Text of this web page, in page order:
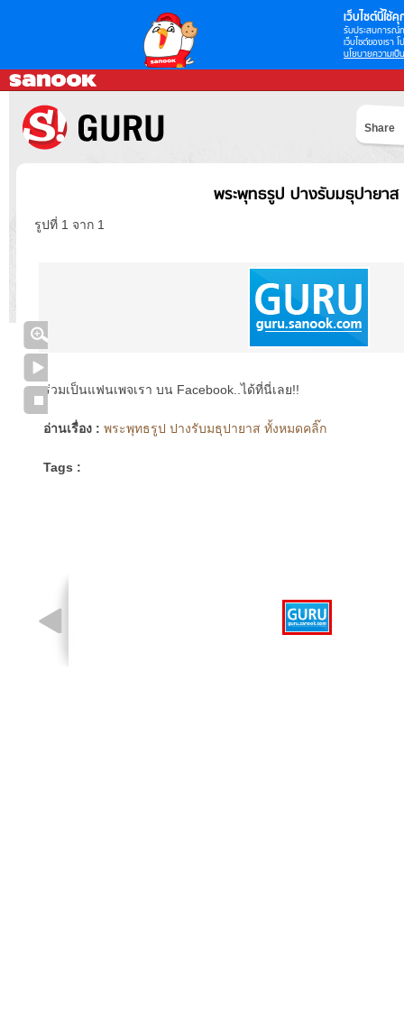
เว็บไซต์นี้ใช้คุ
รับประสบการณ์
เว็บไซต์ของเรา
นโยบายความเป็
Share
พระพุทธรูป ปางรับมธุปายาส
รูปที่ 1 จาก 1
ร่วมเป็นแฟนเพจเรา บน Facebook..ได้ที่นี่เลย!!
อ่านเรื่อง : พระพุทธรูป ปางรับมธุปายาส ทั้งหมดคลิ๊ก
Tags :